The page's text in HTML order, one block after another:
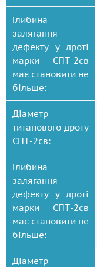
Глибина
залягання
дефекту у дроті
марки СПТ-2св
має становити не
більше:
Діаметр
титанового дроту
СПТ-2св:
Глибина
залягання
дефекту у дроті
марки СПТ-2св
має становити не
більше:
Діаметр